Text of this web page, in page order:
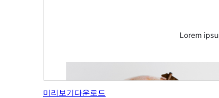
미리보기 다운로드